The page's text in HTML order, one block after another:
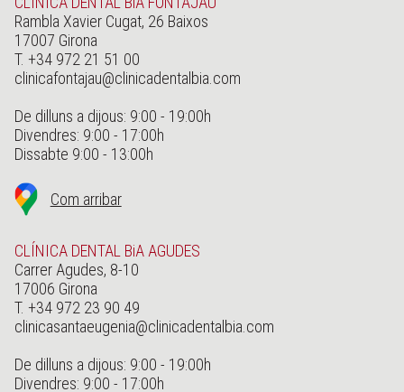
Rambla Xavier Cugat, 26 Baixos
17007 Girona
T. +34 972 21 51 00
clinicafontajau@clinicadentalbia.com
De dilluns a dijous: 9:00 - 19:00h
Divendres: 9:00 - 17:00h
Dissabte 9:00 - 13:00h
Com arribar
CLÍNICA DENTAL BiA AGUDES
Carrer Agudes, 8-10
17006 Girona
T. +34 972 23 90 49
clinicasantaeugenia@clinicadentalbia.com
De dilluns a dijous: 9:00 - 19:00h
Divendres: 9:00 - 17:00h